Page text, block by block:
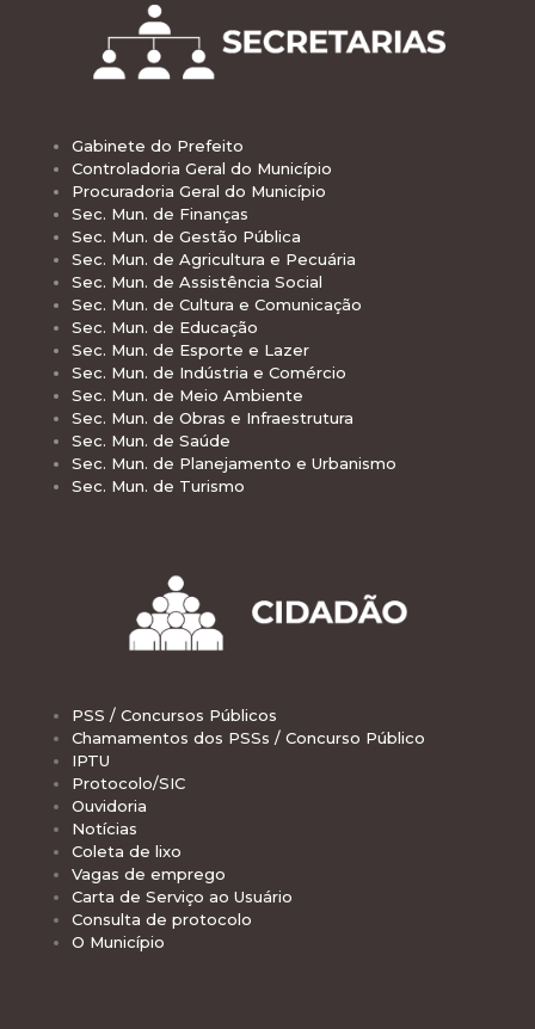
Gabinete do Prefeito
Controladoria Geral do Município
Procuradoria Geral do Município
Sec. Mun. de Finanças
Sec. Mun. de Gestão Pública
Sec. Mun. de Agricultura e Pecuária
Sec. Mun. de Assistência Social
Sec. Mun. de Cultura e Comunicação
Sec. Mun. de Educação
Sec. Mun. de Esporte e Lazer
Sec. Mun. de Indústria e Comércio
Sec. Mun. de Meio Ambiente
Sec. Mun. de Obras e Infraestrutura
Sec. Mun. de Saúde
Sec. Mun. de Planejamento e Urbanismo
Sec. Mun. de Turismo
PSS / Concursos Públicos
Chamamentos dos PSSs / Concurso Público
IPTU
Protocolo/SIC
Ouvidoria
Notícias
Coleta de lixo
Vagas de emprego
Carta de Serviço ao Usuário
Consulta de protocolo
O Município